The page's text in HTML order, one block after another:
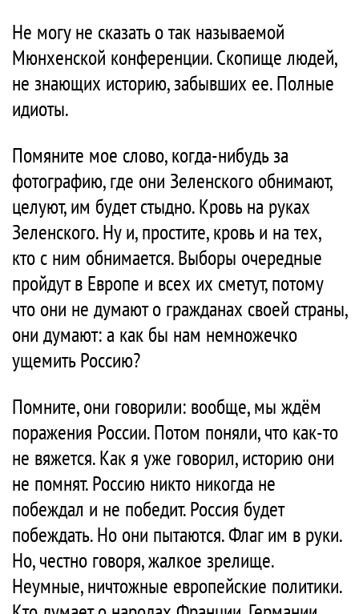
Не могу не сказать о так называемой
Мюнхенской конференции. Скопище людей,
не знающих историю, забывших ее. Полные
идиоты.
Помяните мое слово, когда-нибудь за
фотографию, где они Зеленского обнимают,
целуют, им будет стыдно. Кровь на руках
Зеленского. Ну и, простите, кровь и на тех,
кто с ним обнимается. Выборы очередные
пройдут в Европе и всех их сметут, потому
что они не думают о гражданах своей страны,
они думают: а как бы нам немножечко
ущемить Россию?
Помните, они говорили: вообще, мы ждём
поражения России. Потом поняли, что как-то
не вяжется. Как я уже говорил, историю они
не помнят. Россию никто никогда не
побеждал и не победит. Россия будет
побеждать. Но они пытаются. Флаг им в руки.
Но, честно говоря, жалкое зрелище.
Неумные, ничтожные европейские политики.